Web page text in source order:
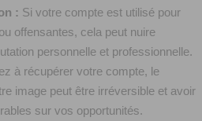
: Si votre compte est utilisé pour
offensantes, cela peut nuire
personnelle et professionnelle.
à récupérer votre compte, le
image peut être irréversible et avoir
sur vos opportunités.